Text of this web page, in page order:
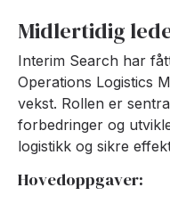
Midlertidig
Interim Search har
Operations Logistics
vekst. Rollen er
forbedringer og
logistikk og sikre
Hovedoppgaver: